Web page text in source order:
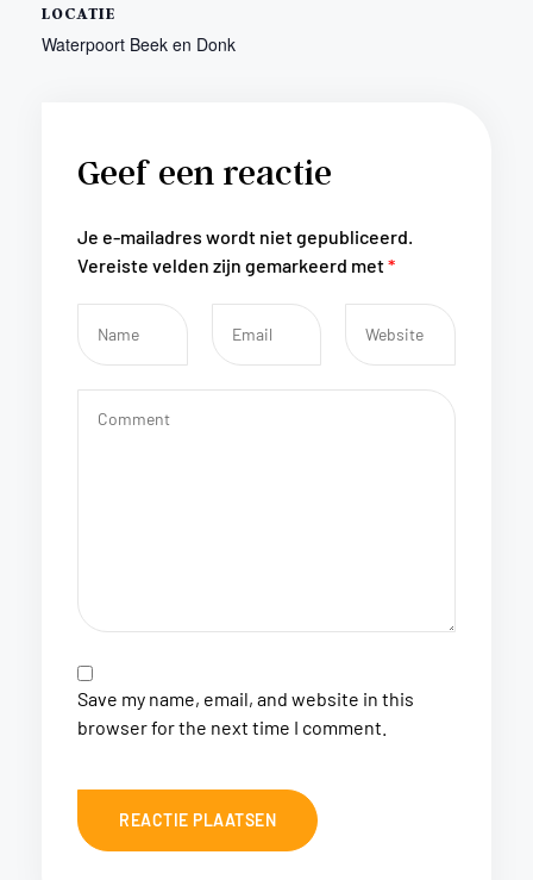
LOCATIE
Waterpoort Beek en Donk
Geef een reactie
Je e-mailadres wordt niet gepubliceerd.
Vereiste velden zijn gemarkeerd met*
Save my name, email, and website in this
browser for the next time I comment.